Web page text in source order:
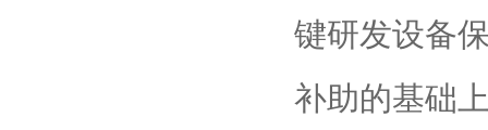
键研发设备
补助的基础